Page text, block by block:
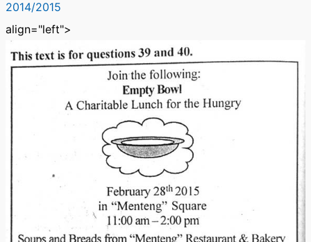
2014/2015
align="left">